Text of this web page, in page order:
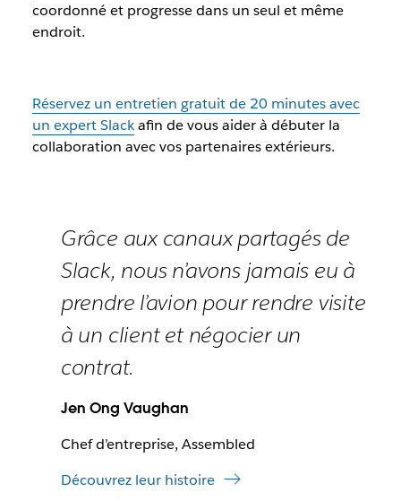
coordonné et progresse dans un seul et même
endroit.
Réservez un entretien gratuit de 20 minutes avec
un expert Slackafin de vous aider à débuter la
collaboration avec vos partenaires extérieurs.
Grâce aux canaux partagés de
Slack, nous n’avons jamais eu à
prendre l’avion pour rendre visite
à un client et négocier un
contrat.
Jen Ong Vaughan
Chef d’entreprise, Assembled
Découvrez leur histoire